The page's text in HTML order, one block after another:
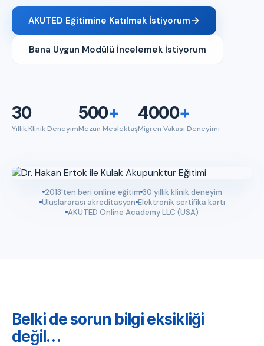
AKUTED Eğitimine Katılmak İstiyorum
Bana Uygun Modülü İncelemek İstiyorum
30
Yıllık Klinik Deneyim
500+
Mezun Meslektaş
4000+
Migren Vakası Deneyimi
2013'ten beri online eğitim 30 yıllık klinik deneyim
Uluslararası akreditasyon Elektronik sertifika kartı
AKUTED Online Academy LLC (USA)
Belki de sorun bilgi eksikliği
değil…